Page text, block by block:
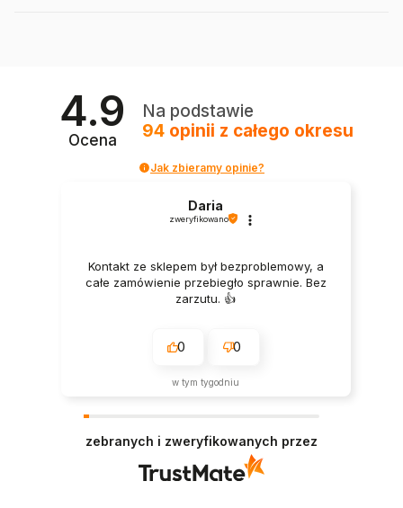
4.9
Ocena
Na podstawie
94 opinii z całego okresu
Jak zbieramy opinie?
Daria
zweryfikowano
Kontakt ze sklepem był bezproblemowy, a
całe zamówienie przebiegło sprawnie. Bez
zarzutu. 👍️
0 0
w tym tygodniu
zebranych i zweryfikowanych przez